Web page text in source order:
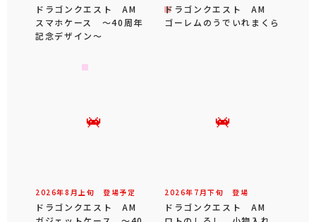
ドラゴンクエスト AM
スマホケース ～40周年
記念デザイン～
ドラゴンクエスト AM
ゴーレムのうでいれまくら
2026年8 月 上旬 登場予定
ドラゴンクエスト AM
2026年 7 月下旬 登場
ドラゴンクエスト AM